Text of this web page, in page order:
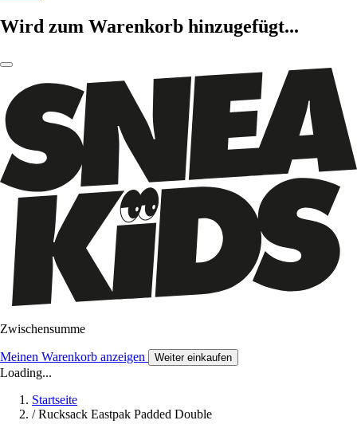
Wird zum Warenkorb hinzugefügt...
Zwischensumme
Meinen Warenkorb anzeigen Weiter einkaufen
Loading...
Startseite
/ Rucksack Eastpak Padded Double